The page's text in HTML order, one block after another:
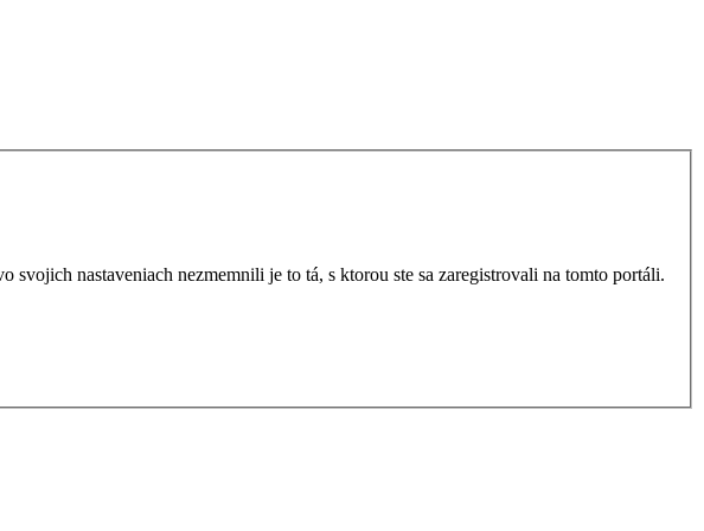
nastaveniach nezmemnili je to tá, s ktorou ste sa zaregistrovali na tomto portáli.